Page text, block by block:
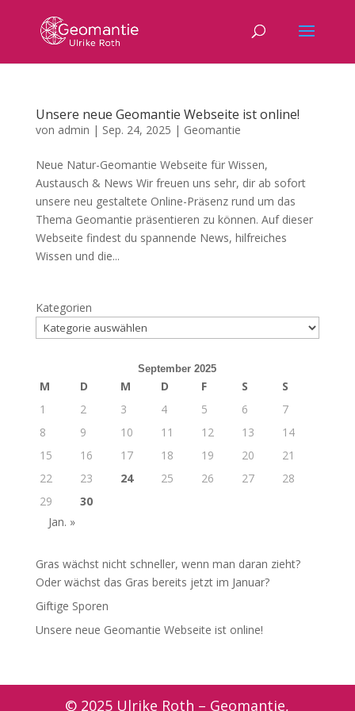
Unsere neue Geomantie Webseite ist online!
von admin | Sep. 24, 2025 | Geomantie
Neue Natur-Geomantie Webseite für Wissen,
Austausch & News Wir freuen uns sehr, dir ab sofort
unsere neu gestaltete Online-Präsenz rund um das
Thema Geomantie präsentieren zu können. Auf dieser
Webseite findest du spannende News, hilfreiches
Wissen und die...
Kategorien
September 2025
M D M D F S
S
1
2 3 4 5 6
7
8
9 10 11 12 13
14
15
16 17 18 19 20
21
22
23 24 25 26 27
28
29
30
Jan. »
Gras wächst nicht schneller, wenn man daran zieht?
Oder wächst das Gras bereits jetzt im Januar?
Giftige Sporen
Unsere neue Geomantie Webseite ist online!
© 2025 Ulrike Roth – Geomantie,